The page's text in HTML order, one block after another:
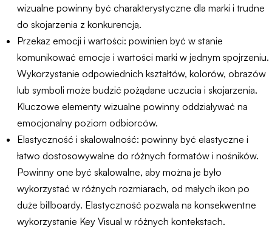
wizualne powinny być charakterystyczne dla marki i trudne
do skojarzenia z konkurencją.
Przekaz emocji i wartości: powinien być w stanie
komunikować emocje i wartości marki w jednym spojrzeniu.
Wykorzystanie odpowiednich kształtów, kolorów, obrazów
lub symboli może budzić pożądane uczucia i skojarzenia.
Kluczowe elementy wizualne powinny oddziaływać na
emocjonalny poziom odbiorców.
Elastyczność i skalowalność: powinny być elastyczne i
łatwo dostosowywalne do różnych formatów i nośników.
Powinny one być skalowalne, aby można je było
wykorzystać w różnych rozmiarach, od małych ikon po
duże billboardy. Elastyczność pozwala na konsekwentne
wykorzystanie Key Visual w różnych kontekstach.